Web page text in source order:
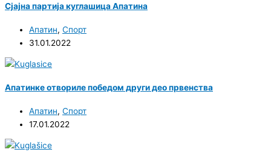
Сјајна партија куглашица Апатина
Апатин, Спорт
31.01.2022
Апатинке отвориле победом други део првенства
Апатин, Спорт
17.01.2022